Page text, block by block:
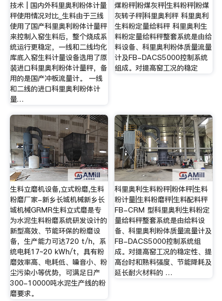
技术 | 国内外科里奥利粉体计量
秤使用情况对比_生料由于三线
使用了国产科里奥利粉体计量秤
来控制入窑生料后，整个烧成系
统运行更稳定，一线和二线均化
库底入窑生料计量设备选用了原
装进口科里奥利粉体计量秤，备
用的是国产冲板流量计。 一线
和二线的进口科里奥利粉体计
量…
煤粉秤|粉煤灰秤|生料粉秤|粉煤
灰转子秤|科里奥利秤 科里奥利
生料粉定量给料秤 科里奥利生
料粉定量给料秤整套系统是由给
料设备、科里奥利粉体质量流量
计及FB-DACS5000控制系统
组成。对提高窑工况的稳定
生料立磨机设备,立式粉磨,生料
粉磨厂家-新乡长城机械新乡长
城机械GRMR生料立式磨是专
为水泥生料粉磨系统研发设计的
新型高效、节能环保的粉磨设
备，生产能力可达720 t/h，系
统电耗17~20 kWh/t，具有粉
磨效率高、电耗低、噪音小、粉
尘污染小等优势，可满足日产
300-10000吨水泥生产线的粉
磨要求。
科里奥利生料粉秤|粉体秤|生料
粉计量|生料粉磨秤|生料配料秤
FB-CRM 型科里奥利生料粉定
量给料秤整套系统是由给料设
备、科里奥利粉体质量流量计及
FB-DACS5000控制系统组
成。对提高窑工况的稳定性、提
高台时和熟料强度、节能降耗及
延长耐火材料的 …